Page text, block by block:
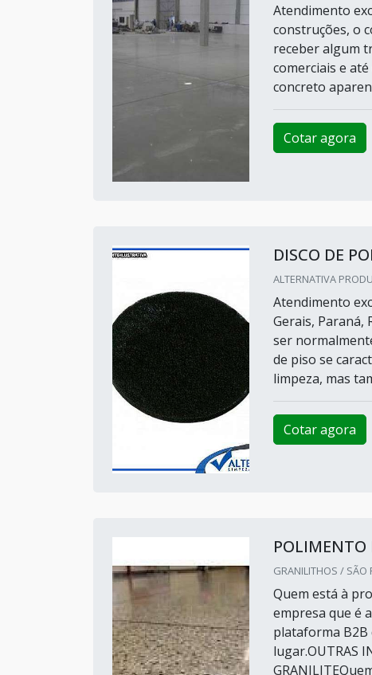
Atendimento
construções, o
receber algum
comerciais e
concreto
Cotar agora
DISCO DE
ALTERNATIVA
Atendimento
Gerais, Paraná,
ser
de piso se
limpeza, mas
Cotar agora
POLIMENTO
GRANILITHOS / SÃO
Quem está à
empresa que é
plataforma B2B
lugar.OUTRAS